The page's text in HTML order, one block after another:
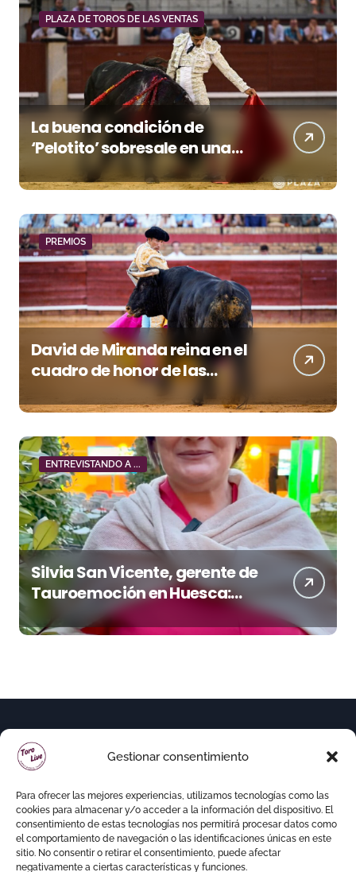
Gestionar consentimiento
Para ofrecer las mejores experiencias, utilizamos tecnologías como las
cookies para almacenar y/o acceder a la información del dispositivo. El
consentimiento de estas tecnologías nos permitirá procesar datos como
el comportamiento de navegación o las identificaciones únicas en este
sitio. No consentir o retirar el consentimiento, puede afectar
negativamente a ciertas características y funciones.
PLAZA DE TOROS DE LAS VENTAS
La buena condición de
‘Pelotito’ sobresale en una
noche gris en Las Ventas
PREMIOS
David de Miranda reina en el
cuadro de honor de las
Colombinas 2026
ENTREVISTANDO A ...
Silvia San Vicente, gerente de
Tauroemoción en Huesca:
«Todas las figuras del toreo
quieren venir a esta feria»